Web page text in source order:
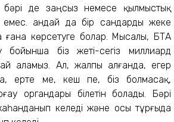
де заңсыз немесе қылмыстық
Қандай да бір сандарды жеке
ғана көрсетуге болар. Мысалы, БТА
бойынша біз жеті-сегіз миллиард
аламыз. Ал, жалпы алғанда, егер
ерте ме, кеш пе, біз болмасақ,
органдары білетін болады. Бәрі
келеді және осы тұрғыда